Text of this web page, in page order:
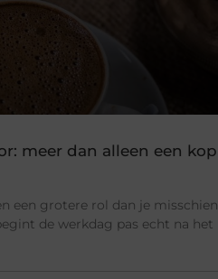
meer dan alleen een kop
een grotere rol dan je misschien
de werkdag pas echt na het